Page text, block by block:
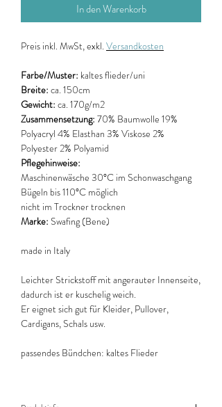
In den Warenkorb
Preis inkl. MwSt, exkl. Versandkosten
Farbe/Muster: kaltes flieder/uni
Breite: ca. 150cm
Gewicht: ca. 170g/m2
Zusammensetzung: 70% Baumwolle 19%
Polyacryl 4% Elasthan 3% Viskose 2%
Polyester 2% Polyamid
Pflegehinweise:
Maschinenwäsche 30°C im Schonwaschgang
Bügeln bis 110°C möglich
nicht im Trockner trocknen
Marke: Swafing (Bene)
made in Italy
Leichter Strickstoff mit angerauter Innenseite,
dadurch ist er kuschelig weich.
Er eignet sich gut für Kleider, Pullover,
Cardigans, Schals usw.
passendes Bündchen: kaltes Flieder